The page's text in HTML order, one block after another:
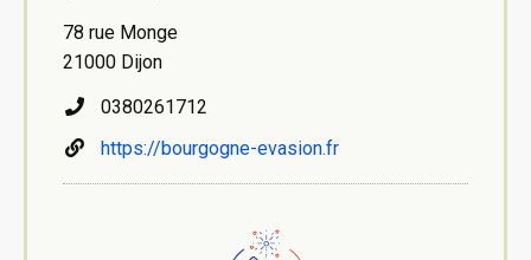
78 rue Monge
21000 Dijon
0380261712
https://bourgogne-evasion.fr